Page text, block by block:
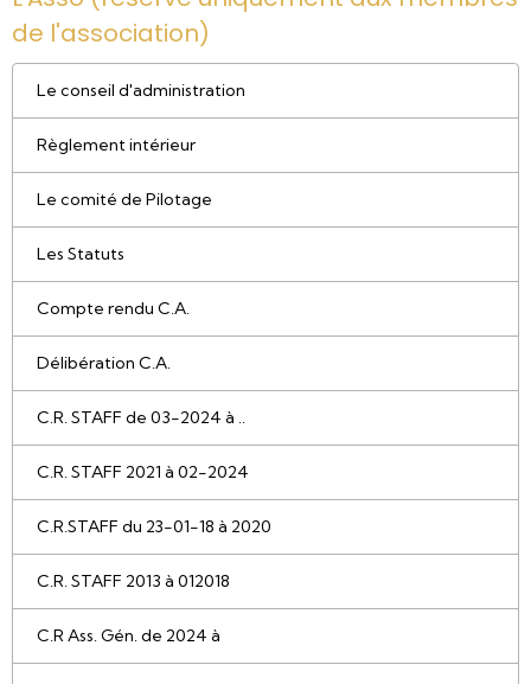
de l'association)
Le conseil d'administration
Règlement intérieur
Le comité de Pilotage
Les Statuts
Compte rendu C.A.
Délibération C.A.
C.R. STAFF de 03-2024 à ..
C.R. STAFF 2021 à 02-2024
C.R.STAFF du 23-01-18 à 2020
C.R. STAFF 2013 à 012018
C.R Ass. Gén. de 2024 à